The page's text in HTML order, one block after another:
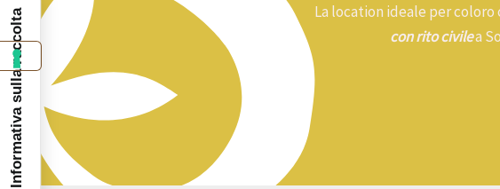
La location ideale per coloro
con rito civilea
Informativa sulla raccolta